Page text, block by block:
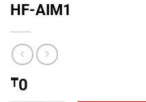
HF-AIM1
₸0